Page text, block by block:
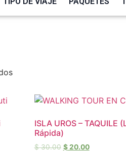
ISLA UROS – TAQUILE
Rápida)
$30.00 $20.00